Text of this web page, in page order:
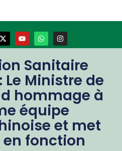
Sanitaire
Ministre de
hommage à
équipe
et met
en fonction